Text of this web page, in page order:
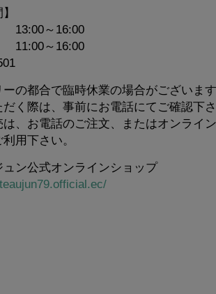
～16:00
～16:00
ーの都合で臨時休業の場合がございま
だく際は、事前にお電話にてご確認下
は、お電話のご注文、またはオンライ
用下さい。
ュン公式オンラインショップ